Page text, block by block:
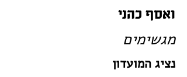
ואסף כהני
מגשימים
נציג המועדון